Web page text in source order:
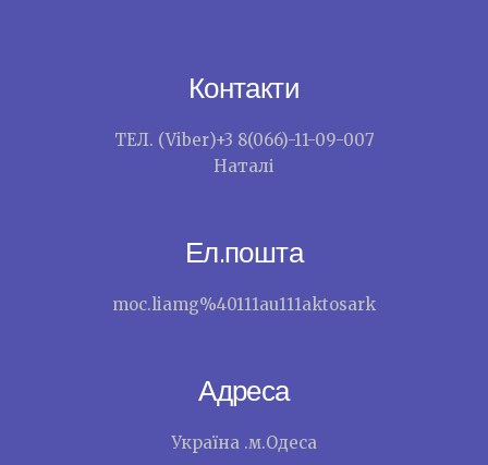
Контакти
ТЕЛ. (Viber)+3 8(066)-11-09-007
Наталі
Ел.пошта
moc.liamg%40111au111aktosark
Адреса
Україна .м.Одеса